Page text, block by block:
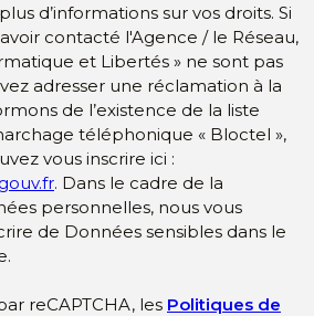
d’informations sur vos droits. Si
contacté l'Agence / le Réseau,
et Libertés » ne sont pas
adresser une réclamation à la
de l’existence de la liste
téléphonique « Bloctel »,
vous inscrire ici :
. Dans le cadre de la
personnelles, nous vous
de Données sensibles dans le
reCAPTCHA, les Politiques de